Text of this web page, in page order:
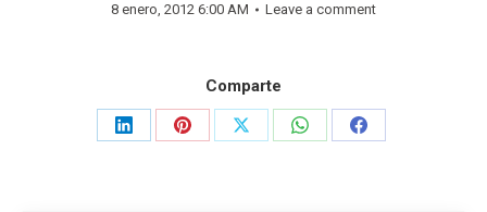
8 enero, 2012 6:00 AM
Leave a comment
Comparte
Share
Share
Share
Share
Share